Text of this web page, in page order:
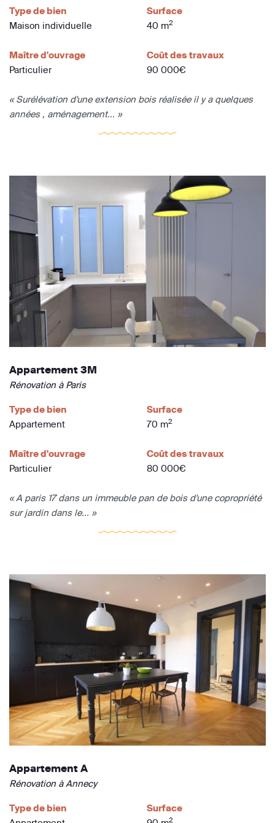
Type de bien
Maison individuelle
Surface
40 m2
Maître d'ouvrage
Particulier
Coût des travaux
90 000€
« Surélévation d'une extension bois réalisée il y a quelques
années , aménagement... »
Appartement 3M
Rénovation à Paris
Type de bien
Appartement
Surface
70 m2
Maître d'ouvrage
Particulier
Coût des travaux
80 000€
« A paris 17 dans un immeuble pan de bois d'une copropriété
sur jardin dans le... »
Appartement A
Rénovation à Annecy
Type de bien
Surface
2